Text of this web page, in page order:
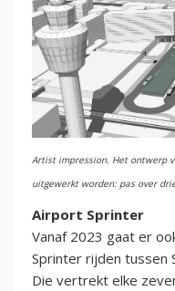
Artist impression. Het ontwerp
uitgewerkt worden: pas over
Airport Sprinter
Vanaf 2023 gaat er
Sprinter rijden tussen
Die vertrekt elke